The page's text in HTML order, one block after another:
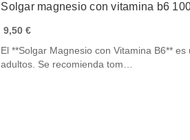
Solgar magnesio con vitamina b6
9,50 €
El **Solgar Magnesio con Vitamina B6**
adultos. Se recomienda tom…